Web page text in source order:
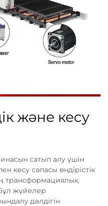
және кесу
сатып алу үшін
кесу сапасы өндірістік
трансформациялық
жүйелер
дәлдігін